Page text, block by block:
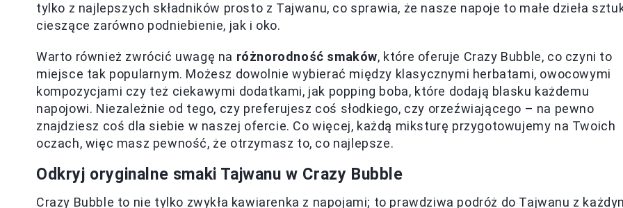
tylko z najlepszych składników prosto z Tajwanu, co sprawia, że nasze napoje to małe dzieła
cieszące zarówno podniebienie, jak i oko.
Warto również zwrócić uwagę na różnorodność smaków, które oferuje Crazy Bubble, co czyni to
miejsce tak popularnym. Możesz dowolnie wybierać między klasycznymi herbatami, owocowymi
kompozycjami czy też ciekawymi dodatkami, jak popping boba, które dodają blasku każdemu
napojowi. Niezależnie od tego, czy preferujesz coś słodkiego, czy orzeźwiającego – na pewno
znajdziesz coś dla siebie w naszej ofercie. Co więcej, każdą miksturę przygotowujemy na Twoich
oczach, więc masz pewność, że otrzymasz to, co najlepsze.
Odkryj oryginalne smaki Tajwanu w Crazy Bubble
Crazy Bubble to nie tylko zwykła kawiarenka z napojami; to prawdziwa podróż do Tajwanu z